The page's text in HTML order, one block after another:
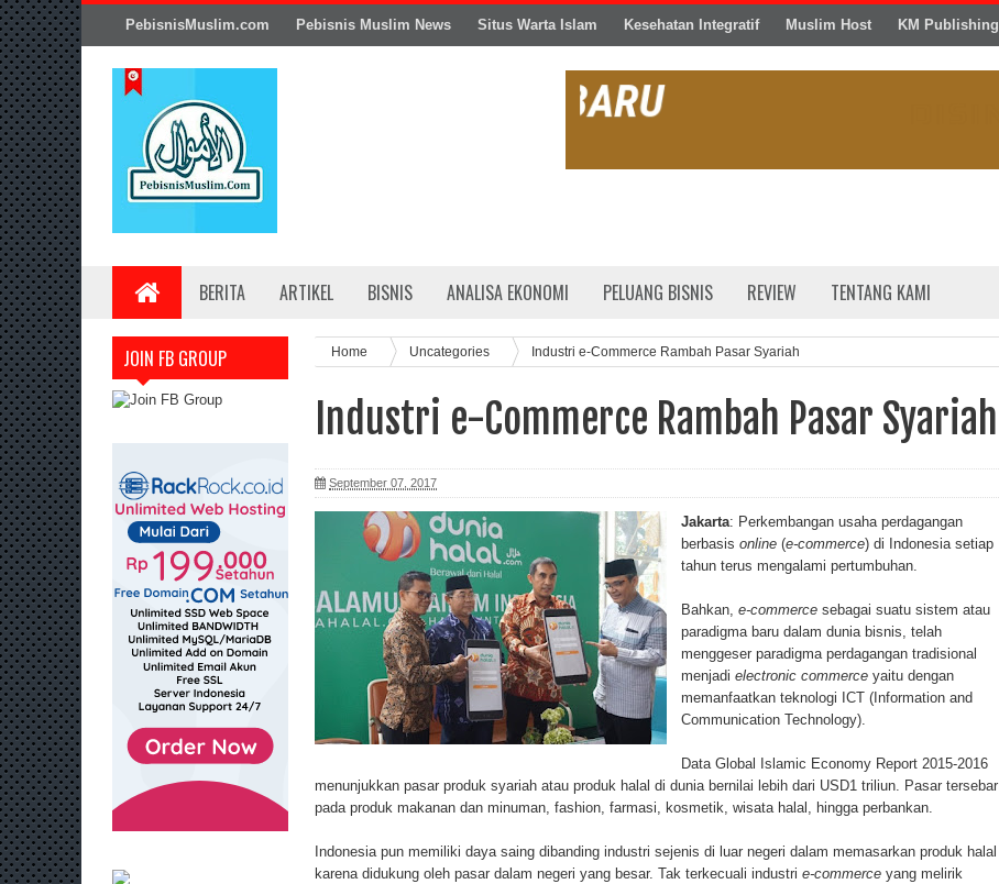
PebisnisMuslim.com Pebisnis Muslim News Situs Warta Islam Kesehatan Integratif Muslim Host KM Publishing
BERITA ARTIKEL BISNIS ANALISA EKONOMI PELUANG BISNIS REVIEW TENTANG KAMI
JOIN FB GROUP Home Uncategories Industri e-Commerce Rambah Pasar Syariah
Industri e-Commerce Rambah Pasar Syariah
September 07, 2017
Jakarta: Perkembangan usaha perdagangan
berbasis online (e-commerce) di Indonesia setiap
tahun terus mengalami pertumbuhan.
Bahkan, e-commerce sebagai suatu sistem atau
paradigma baru dalam dunia bisnis, telah
menggeser paradigma perdagangan tradisional
menjadi electronic commerce yaitu dengan
memanfaatkan teknologi ICT (Information and
Communication Technology).
Data Global Islamic Economy Report 2015-2016
menunjukkan pasar produk syariah atau produk halal di dunia bernilai lebih dari USD1 triliun. Pasar tersebar
pada produk makanan dan minuman, fashion, farmasi, kosmetik, wisata halal, hingga perbankan.
Indonesia pun memiliki daya saing dibanding industri sejenis di luar negeri dalam memasarkan produk halal
karena didukung oleh pasar dalam negeri yang besar. Tak terkecuali industri e-commerce yang melirik